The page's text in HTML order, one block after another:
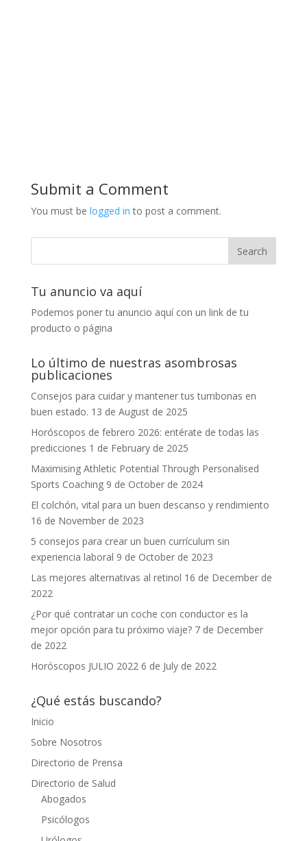
Submit a Comment
You must be logged in to post a comment.
Tu anuncio va aquí
Podemos poner tu anuncio aquí con un link de tu
producto o página
Lo último de nuestras asombrosas
publicaciones
Consejos para cuidar y mantener tus tumbonas en
buen estado. 13 de August de 2025
Horóscopos de febrero 2026: entérate de todas las
predicciones 1 de February de 2025
Maximising Athletic Potential Through Personalised
Sports Coaching 9 de October de 2024
El colchón, vital para un buen descanso y rendimiento
16 de November de 2023
5 consejos para crear un buen currículum sin
experiencia laboral 9 de October de 2023
Las mejores alternativas al retinol 16 de December de
2022
¿Por qué contratar un coche con conductor es la
mejor opción para tu próximo viaje? 7 de December
de 2022
Horóscopos JULIO 2022 6 de July de 2022
¿Qué estás buscando?
Inicio
Sobre Nosotros
Directorio de Prensa
Directorio de Salud
Abogados
Psicólogos